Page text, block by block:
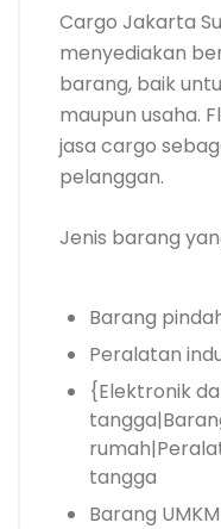
Cargo Jakarta
menyediakan
barang, baik
maupun usaha.
jasa cargo
pelanggan.
Jenis barang
Barang
Peralatan
{Elektronik
tangga
Barang